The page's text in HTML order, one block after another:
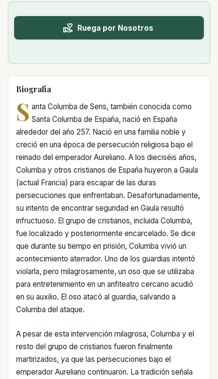
Ruega por Nosotros
Biografía
S anta Columba de Sens, también conocida como
Santa Columba de España, nació en España
alrededor del año 257. Nació en una familia noble y
creció en una época de persecución religiosa bajo el
reinado del emperador Aureliano. A los dieciséis años,
Columba y otros cristianos de España huyeron a Gaula
(actual Francia) para escapar de las duras
persecuciones que enfrentaban. Desafortunadamente,
su intento de encontrar seguridad en Gaula resultó
infructuoso. El grupo de cristianos, incluida Columba,
fue localizado y posteriormente encarcelado. Se dice
que durante su tiempo en prisión, Columba vivió un
acontecimiento aterrador. Uno de los guardias intentó
violarla, pero milagrosamente, un oso que se utilizaba
para entretenimiento en un anfiteatro cercano acudió
en su auxilio. El oso atacó al guardia, salvando a
Columba del ataque.
A pesar de esta intervención milagrosa, Columba y el
resto del grupo de cristianos fueron finalmente
martirizados, ya que las persecuciones bajo el
emperador Aureliano continuaron. La tradición señala